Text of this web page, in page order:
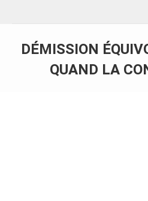
DÉMISSION
QUAND LA